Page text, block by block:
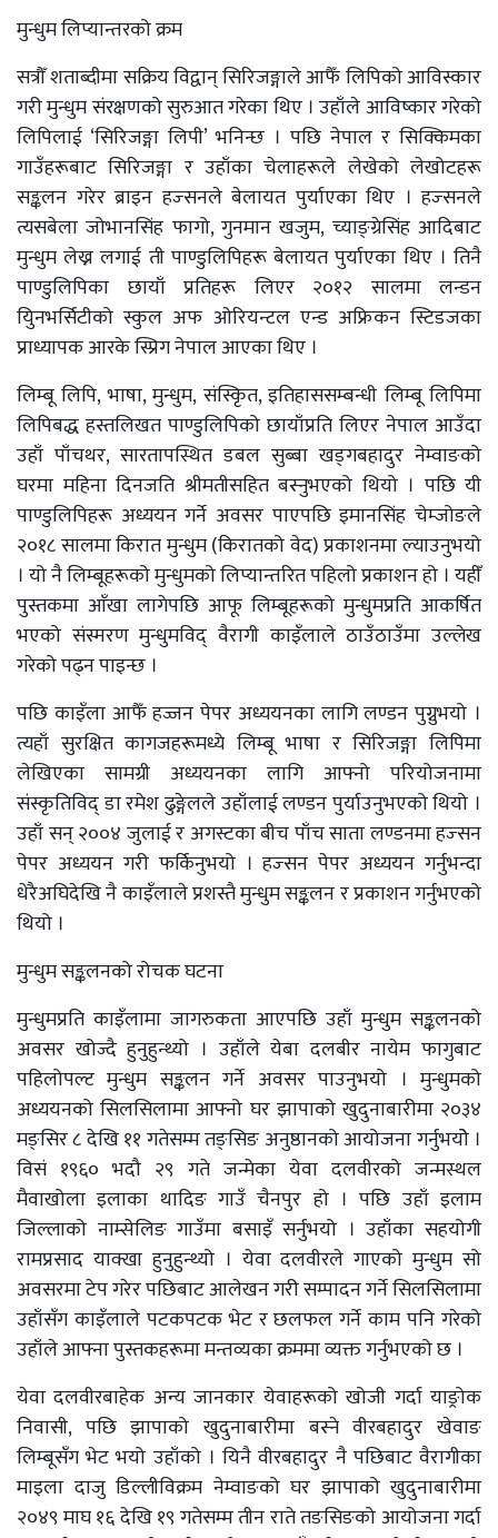
मुन्धुम लिप्यान्तरको क्रम
सत्रौँ शताब्दीमा सक्रिय विद्वान् सिरिजङ्गाले आफैँ लिपिको आविस्कार
गरी मुन्धुम संरक्षणको सुरुआत गरेका थिए । उहाँले आविष्कार गरेको
लिपिलाई ‘सिरिजङ्गा लिपी’ भनिन्छ । पछि नेपाल र सिक्किमका
गाउँहरूबाट सिरिजङ्गा र उहाँका चेलाहरूले लेखेको लेखोटहरू
सङ्कलन गरेर ब्राइन हज्सनले बेलायत पुर्याएका थिए । हज्सनले
त्यसबेला जोभानसिंह फागो, गुनमान खजुम, च्याङ्ग्रेसिंह आदिबाट
मुन्धुम लेख्न लगाई ती पाण्डुलिपिहरू बेलायत पुर्याएका थिए । तिनै
पाण्डुलिपिका छायाँ प्रतिहरू लिएर २०१२ सालमा लन्डन
युिनभर्सिटीको स्कुल अफ ओरियन्टल एन्ड अफ्रिकन स्टिडजका
प्राध्यापक आरके स्प्रिग नेपाल आएका थिए ।
लिम्बू लिपि, भाषा, मुन्धुम, संस्कृित, इतिहाससम्बन्धी लिम्बू लिपिमा
लिपिबद्ध हस्तलिखत पाण्डुलिपिको छायाँप्रति लिएर नेपाल आउँदा
उहाँ पाँचथर, सारतापस्थित डबल सुब्बा खड्गबहादुर नेम्वाङको
घरमा महिना दिनजति श्रीमतीसहित बस्नुभएको थियो । पछि यी
पाण्डुलिपिहरू अध्ययन गर्ने अवसर पाएपछि इमानसिंह चेम्जोङले
२०१८ सालमा किरात मुन्धुम (किरातको वेद) प्रकाशनमा ल्याउनुभयो
। यो नै लिम्बूहरूको मुन्धुमको लिप्यान्तरित पहिलो प्रकाशन हो । यहीँ
पुस्तकमा आँखा लागेपछि आफू लिम्बूहरूको मुन्धुमप्रति आकर्षित
भएको संस्मरण मुन्धुमविद् वैरागी काइँलाले ठाउँठाउँमा उल्लेख
गरेको पढ्न पाइन्छ ।
पछि काइँला आफैँ हज्जन पेपर अध्ययनका लागि लण्डन पुग्नुभयो ।
त्यहाँ सुरक्षित कागजहरूमध्ये लिम्बू भाषा र सिरिजङ्गा लिपिमा
लेखिएका सामग्री अध्ययनका लागि आफ्नो परियोजनामा
संस्कृतिविद् डा रमेश ढुङ्गेलले उहाँलाई लण्डन पुर्याउनुभएको थियो ।
उहाँ सन् २००४ जुलाई र अगस्टका बीच पाँच साता लण्डनमा हज्सन
पेपर अध्ययन गरी फर्किनुभयो । हज्सन पेपर अध्ययन गर्नुभन्दा
धेरैअघिदेखि नै काइँलाले प्रशस्तै मुन्धुम सङ्कलन र प्रकाशन गर्नुभएको
थियो ।
मुन्धुम सङ्कलनको रोचक घटना
मुन्धुमप्रति काइँलामा जागरुकता आएपछि उहाँ मुन्धुम सङ्कलनको
अवसर खोज्दै हुनुहुन्थ्यो । उहाँले येबा दलबीर नायेम फागुबाट
पहिलोपल्ट मुन्धुम सङ्कलन गर्ने अवसर पाउनुभयो । मुन्धुमको
अध्ययनको सिलसिलामा आफ्नो घर झापाको खुदुनाबारीमा २०३४
मङ्सिर ८ देखि ११ गतेसम्म तङ्सिङ अनुष्ठानको आयोजना गर्नुभयोे ।
विसं १९६० भदौ २९ गते जन्मेका येवा दलवीरको जन्मस्थल
मैवाखोला इलाका थादिङ गाउँ चैनपुर हो । पछि उहाँ इलाम
जिल्लाको नाम्सेलिङ गाउँमा बसाइँ सर्नुभयो । उहाँका सहयोगी
रामप्रसाद याक्खा हुनुहुन्थ्यो । येवा दलवीरले गाएको मुन्धुम सो
अवसरमा टेप गरेर पछिबाट आलेखन गरी सम्पादन गर्ने सिलसिलामा
उहाँसँग काइँलाले पटकपटक भेट र छलफल गर्ने काम पनि गरेको
उहाँले आफ्ना पुस्तकहरूमा मन्तव्यका क्रममा व्यक्त गर्नुभएको छ ।
येवा दलवीरबाहेक अन्य जानकार येवाहरूको खोजी गर्दा याङ्रोक
निवासी, पछि झापाको खुदुनाबारीमा बस्ने वीरबहादुर खेवाङ
लिम्बूसँग भेट भयो उहाँको । यिनै वीरबहादुर नै पछिबाट वैरागीका
माइला दाजु डिल्लीविक्रम नेम्वाङको घर झापाको खुदुनाबारीमा
२०४९ माघ १६ देखि १९ गतेसम्म तीन राते तङसिङको आयोजना गर्दा